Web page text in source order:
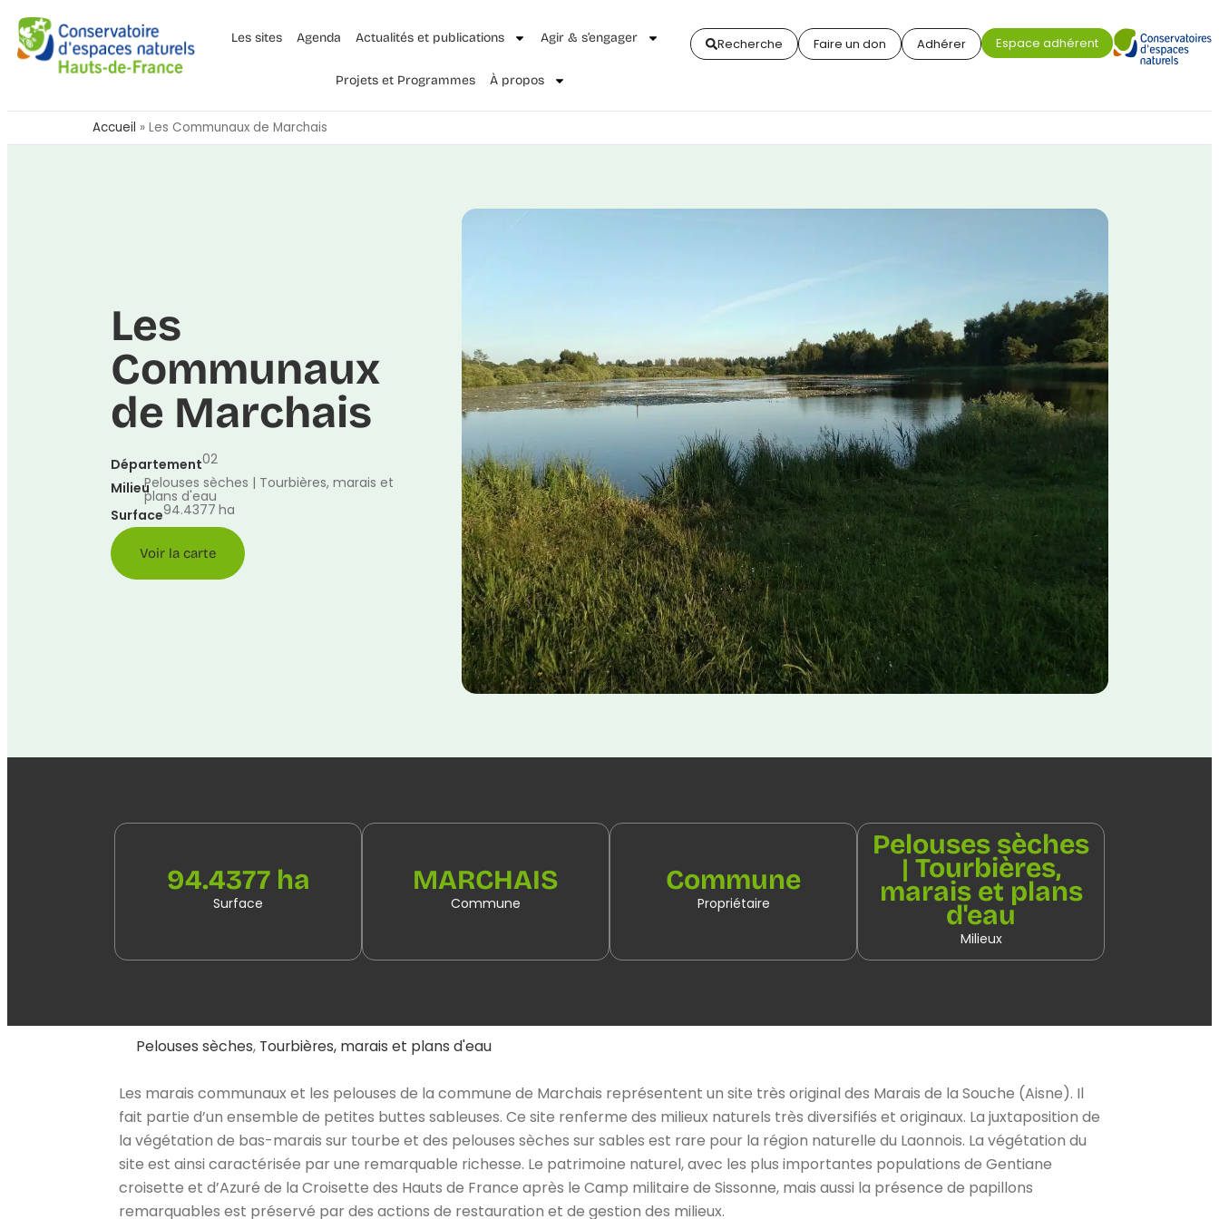
Les sites Agenda Actualités et publications Agir & s’engager
Projets et Programmes À propos
Recherche Faire un don Adhérer Espace adhérent
Accueil » Les Communaux de Marchais
Les
Communaux
de Marchais
Département02
MilieuPelouses sèches | Tourbières, marais et
plans d'eau
Surface94.4377 ha
Voir la carte
94.4377 ha
Surface
MARCHAIS
Commune
Commune
Propriétaire
Pelouses sèches
| Tourbières,
marais et plans
d'eau
Milieux
Pelouses sèches, Tourbières, marais et plans d'eau
Les marais communaux et les pelouses de la commune de Marchais représentent un site très original des Marais de la Souche (Aisne). Il
fait partie d’un ensemble de petites buttes sableuses. Ce site renferme des milieux naturels très diversifiés et originaux. La juxtaposition de
la végétation de bas-marais sur tourbe et des pelouses sèches sur sables est rare pour la région naturelle du Laonnois. La végétation du
site est ainsi caractérisée par une remarquable richesse. Le patrimoine naturel, avec les plus importantes populations de Gentiane
croisette et d’Azuré de la Croisette des Hauts de France après le Camp militaire de Sissonne, mais aussi la présence de papillons
remarquables est préservé par des actions de restauration et de gestion des milieux.